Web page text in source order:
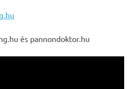
és pannondoktor.hu